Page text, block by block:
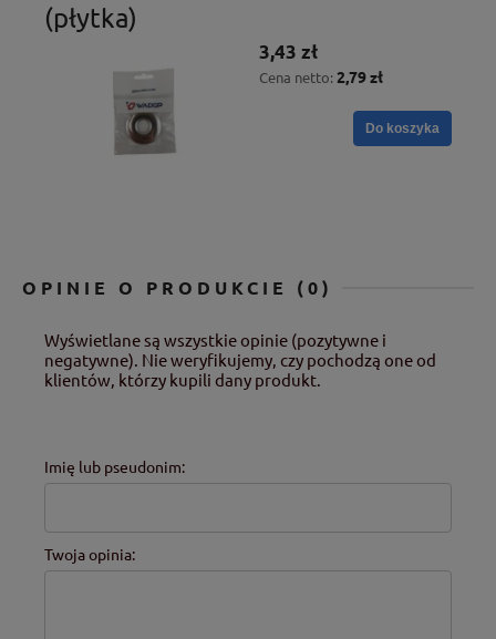
(płytka)
3,43 zł
Cena netto: 2,79 zł
Do koszyka
OPINIE O PRODUKCIE (0)
Wyświetlane są wszystkie opinie (pozytywne i
negatywne). Nie weryfikujemy, czy pochodzą one od
klientów, którzy kupili dany produkt.
Imię lub pseudonim:
Twoja opinia: